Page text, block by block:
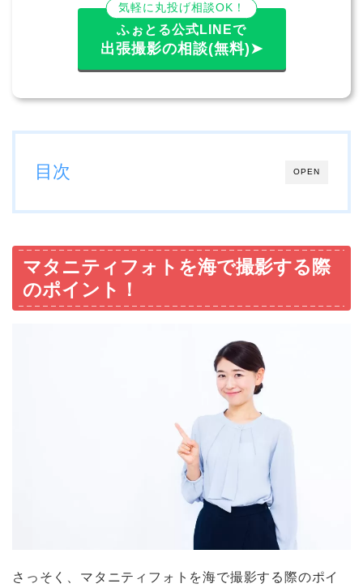
気軽に丸投げ相談OK！
ふぉとる公式LINEで
出張撮影の相談(無料)➤
OPEN
目次
マタニティフォトを海で撮影する際
のポイント！
さっそく、マタニティフォトを海で撮影する際のポイ